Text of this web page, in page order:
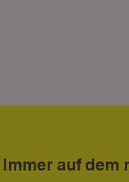
Immer auf dem